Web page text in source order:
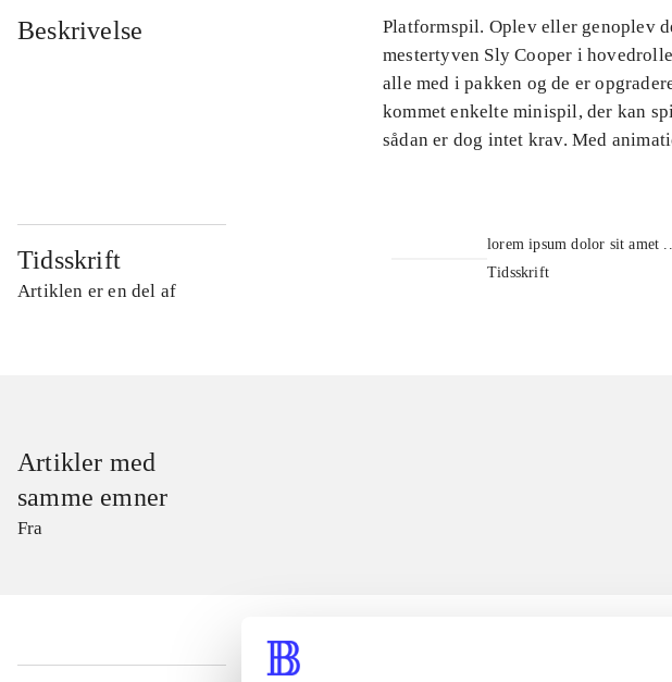
Beskrivelse
Platformspil. Oplev eller genoplev
mestertyven Sly Cooper i
alle med i pakken og de er
kommet enkelte minispil, der kan
sådan er dog intet krav. Med
Tidsskrift
Artiklen er en del af
lorem ipsum dolor sit amet
Tidsskrift
Artikler med
samme emner
Fra